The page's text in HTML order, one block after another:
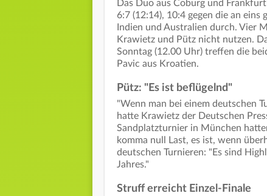
Das Duo aus Coburg und
6:7 (12:14), 10:4 gegen die an
Indien und Australien durch. Vier
Krawietz und Pütz nicht nutzen.
Sonntag (12.00 Uhr) treffen die
Pavic aus Kroatien.
Pütz: "Es ist beflügelnd"
"Wenn man bei einem deutschen
hatte Krawietz der Deutschen
Sandplatzturnier in München
komma null Last, es ist, wenn
deutschen Turnieren: "Es sind
Jahres."
Struff erreicht Einzel-Finale